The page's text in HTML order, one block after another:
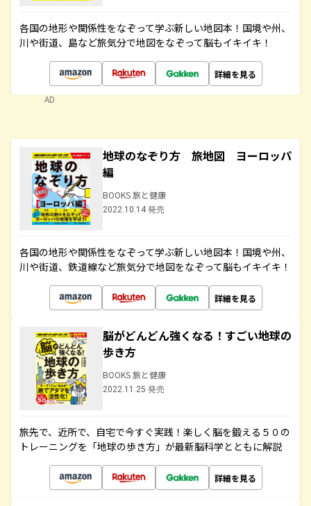
各国の地形や関係性をなぞって学ぶ新しい地図本！国境や州、
川や街道、島など旅気分で地図をなぞって脳もイキイキ！
詳細を見る
AD
地球のなぞり方 旅地図 ヨーロッパ
編
BOOKS 旅と健康
2022.10.14 発売
各国の地形や関係性をなぞって学ぶ新しい地図本！国境や州、
川や街道、鉄道線など旅気分で地図をなぞって脳もイキイキ！
詳細を見る
脳がどんどん強くなる！すごい地球の
歩き方
BOOKS 旅と健康
2022.11.25 発売
旅先で、近所で、自宅で今すぐ実践！楽しく脳を鍛える５０の
トレーニングを「地球の歩き方」が最新脳科学とともに解説
詳細を見る